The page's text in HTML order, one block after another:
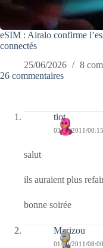
eSIM : Airalo confirme
connectés
25/06/2026
8
26 commentaires
tiot
03/10/2011/00:15
salut
ils auraient plus
bonne soirée
Marizou
01/10/2011/08:00